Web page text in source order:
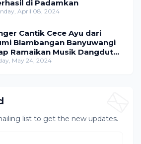
di Padamkan
April 08, 2024
Cantik Cece Ayu dari
Blambangan Banyuwangi
Ramaikan Musik Dangdut
May 24, 2024
list to get the new updates.